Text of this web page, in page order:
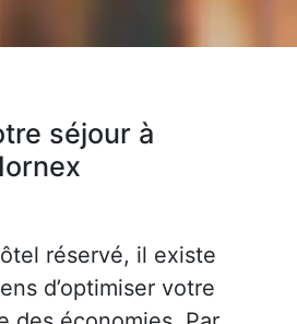
séjour à
réservé, il existe
d’optimiser votre